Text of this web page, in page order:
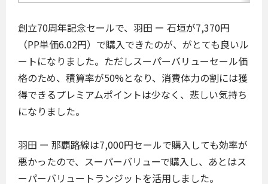
創立70周年記念セールで、羽田 ー 石垣が7,370円
（PP単価6.02円）で購入できたのが、がとても良いル
ートになりました。ただしスーパーバリューセール価
格のため、積算率が50%となり、消費体力の割には獲
得できるプレミアムポイントは少なく、悲しい気持ち
になりました。
羽田 ー 那覇路線は7,000円セールで購入しても効率が
悪かったので、スーパーバリューで購入し、あとはス
ーパーバリュートランジットを活用しました。